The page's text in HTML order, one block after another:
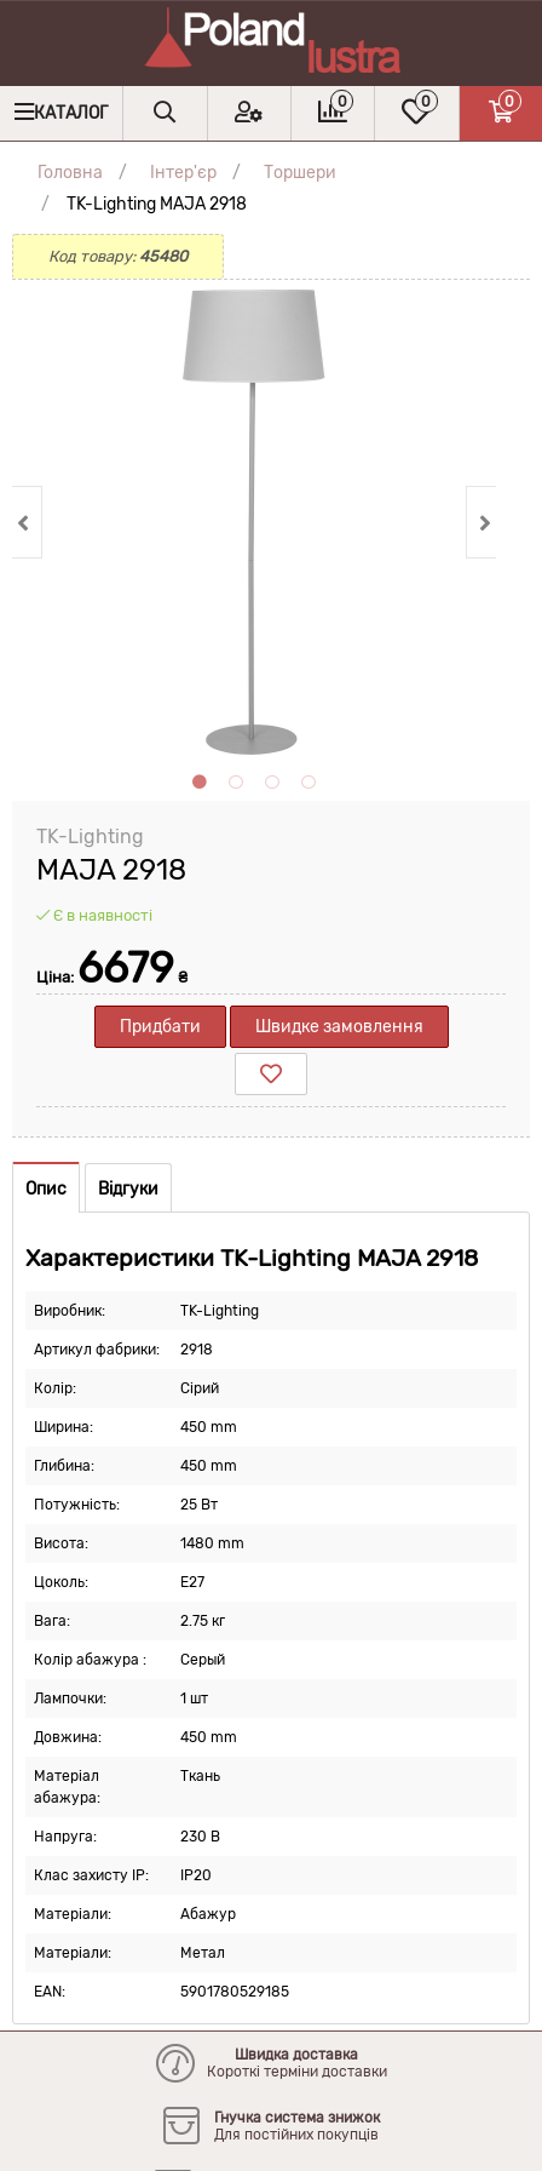
КАТАЛОГ
0 0 0
Головна Інтер'єр
Торшери
TK-Lighting MAJA 2918
Код товару: 45480
TK-Lighting
MAJA 2918
Є в наявності
Ціна: 6679 ₴
Придбати Швидке замовлення
Опис Відгуки
Характеристики TK-Lighting MAJA 2918
Виробник: TK-Lighting
Артикул фабрики: 2918
Колір: Сірий
Ширина: 450 mm
Глибина: 450 mm
Потужність: 25 Вт
Висота: 1480 mm
Цоколь: E27
Вага: 2.75 кг
Колір абажура : Серый
Лампочки: 1 шт
Довжина: 450 mm
Матеріал
абажура:
Ткань
Напруга: 230 В
Клас захисту IP: IP20
Матеріали: Абажур
Матеріали: Метал
EAN: 5901780529185
Швидка доставка
Короткі терміни доставки
Гнучка система знижок
Для постійних покупців